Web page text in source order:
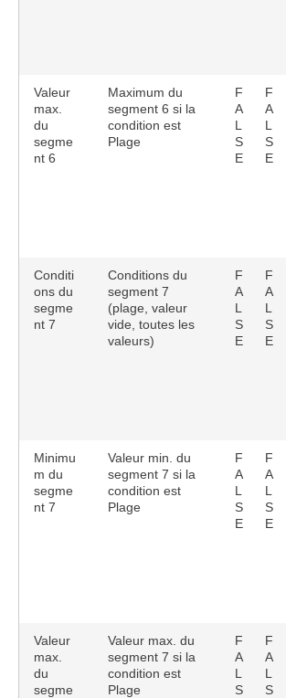
Valeur
max.
du
segme
nt 6
Maximum du
segment 6 si la
condition est
Plage
F
A
L
S
E
F
A
L
S
E
Conditi
ons du
segme
nt 7
Conditions du
segment 7
(plage, valeur
vide, toutes les
valeurs)
F
A
L
S
E
F
A
L
S
E
Minimu
m du
segme
nt 7
Valeur min. du
segment 7 si la
condition est
Plage
F
A
L
S
E
F
A
L
S
E
Valeur
max.
du
segme
Valeur max. du
segment 7 si la
condition est
Plage
F
A
L
S
F
A
L
S